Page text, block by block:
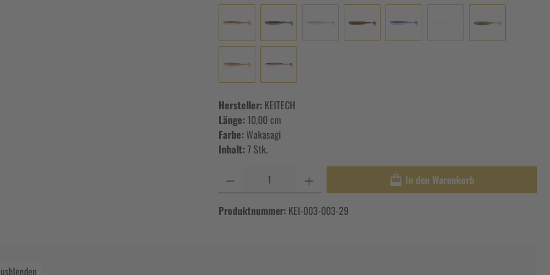
Hersteller: KEITECH
Länge: 10,00 cm
Farbe: Wakasagi
Inhalt:7 Stk.
In den Warenkorb
Produktnummer: KEI-003-003-29